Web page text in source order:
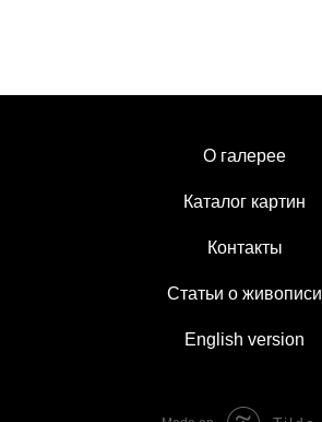
О галерее
Каталог картин
Контакты
Статьи о живописи
English version